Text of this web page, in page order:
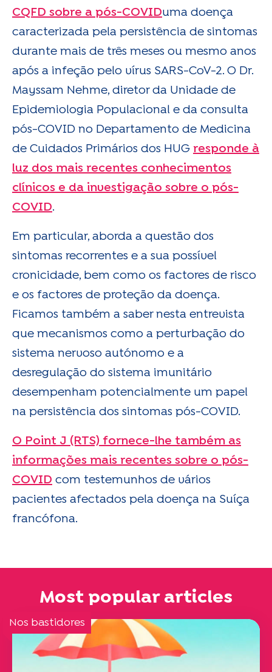
CQFD sobre a pós-COVIDuma doença
caracterizada pela persistência de sintomas
durante mais de três meses ou mesmo anos
após a infeção pelo vírus SARS-CoV-2. O Dr.
Mayssam Nehme, diretor da Unidade de
Epidemiologia Populacional e da consulta
pós-COVID no Departamento de Medicina
de Cuidados Primários dos HUG responde à
luz dos mais recentes conhecimentos
clínicos e da investigação sobre o pós-
COVID.
Em particular, aborda a questão dos
sintomas recorrentes e a sua possível
cronicidade, bem como os factores de risco
e os factores de proteção da doença.
Ficamos também a saber nesta entrevista
que mecanismos como a perturbação do
sistema nervoso autónomo e a
desregulação do sistema imunitário
desempenham potencialmente um papel
na persistência dos sintomas pós-COVID.
O Point J (RTS) fornece-lhe também as
informações mais recentes sobre o pós-
COVID com testemunhos de vários
pacientes afectados pela doença na Suíça
francófona.
Most popular articles
Nos bastidores